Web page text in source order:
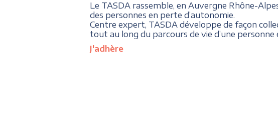
Le TASDA rassemble, en Auvergne Rhône-
des personnes en perte d’autonomie.
Centre expert, TASDA développe de façon
tout au long du parcours de vie d’une personne
J'adhère